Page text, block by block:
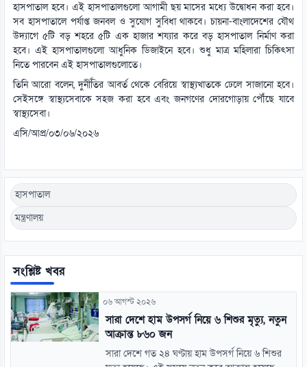
হাসপাতাল হবে। এই হাসপাতালগুলো আগামী ছয় মাসের মধ্যে উদ্বোধন করা হবে।
সব হাসপাতালে পর্যাপ্ত জনবল ও সুযোগ সুবিধা থাকবে। চায়না-বাংলাদেশের যৌথ
উদ্যাগে ৫টি বড় শহরে ৫টি এক হাজার শয্যার করে বড় হাসপাতাল নির্মাণ করা
হবে। এই হাসপাতালগুলো আধুনিক ডিজাইনে হবে। শুধু মাত্র মহিলারা চিকিৎসা
নিতে পারবেন এই হাসপাতালগুলোতে।
তিনি আরো বলেন, দুর্নীতির আবর্ত থেকে বেরিয়ে স্বাস্থ্যখাতকে ঢেলে সাজানো হবে।
সেইসঙ্গে স্বাস্থ্যসেবাকে সহজ করা হবে এবং জনগণের দোরগোড়ায় পৌঁছে যাবে
স্বাস্থ্যসেবা।
এসি/আপ্র/০৩/০৬/২০২৬
হাসপাতাল
মন্ত্রণালয়
সংশ্লিষ্ট খবর
০৬ আগস্ট ২০২৬
সারা দেশে হাম উপসর্গ নিয়ে ৬ শিশুর মৃত্যু, নতুন
আক্রান্ত ৮৬০ জন
সারা দেশে গত ২৪ ঘণ্টায় হাম উপসর্গ নিয়ে ৬ শিশুর